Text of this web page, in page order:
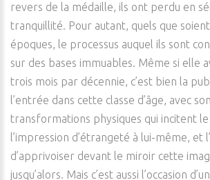
revers de la médaille, ils ont perdu en
tranquillité. Pour autant, quels que
époques, le processus auquel ils sont
sur des bases immuables. Même si elle
trois mois par décennie, c’est bien la
l’entrée dans cette classe d’âge, avec
transformations physiques qui incitent
l’impression d’étrangeté à lui-même, et
d’apprivoiser devant le miroir cette
jusqu’alors. Mais c’est aussi l’occasion